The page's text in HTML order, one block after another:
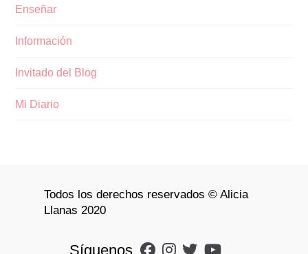
Enseñar
Información
Invitado del Blog
Mi Diario
Todos los derechos reservados © Alicia
Llanas 2020
Síguenos